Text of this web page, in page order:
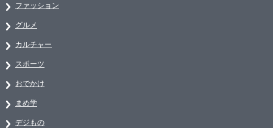
ファッション
グルメ
カルチャー
スポーツ
おでかけ
まめ学
デジもの